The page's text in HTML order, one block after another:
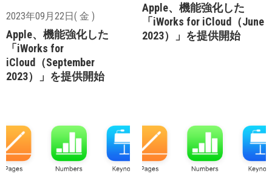
2023年09月22日( 金 )
Apple、機能強化した
「iWorks for
iCloud（September
2023）」を提供開始
Apple、機能強化した
「iWorks for iCloud（June
2023）」を提供開始